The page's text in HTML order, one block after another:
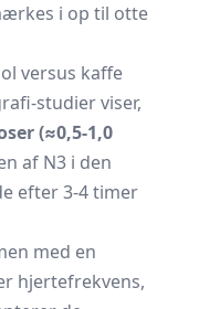
i op til otte
versus kaffe
studier viser,
(≈0,5-1,0
af N3 i den
efter 3-4 timer
med en
hjertefrekvens,